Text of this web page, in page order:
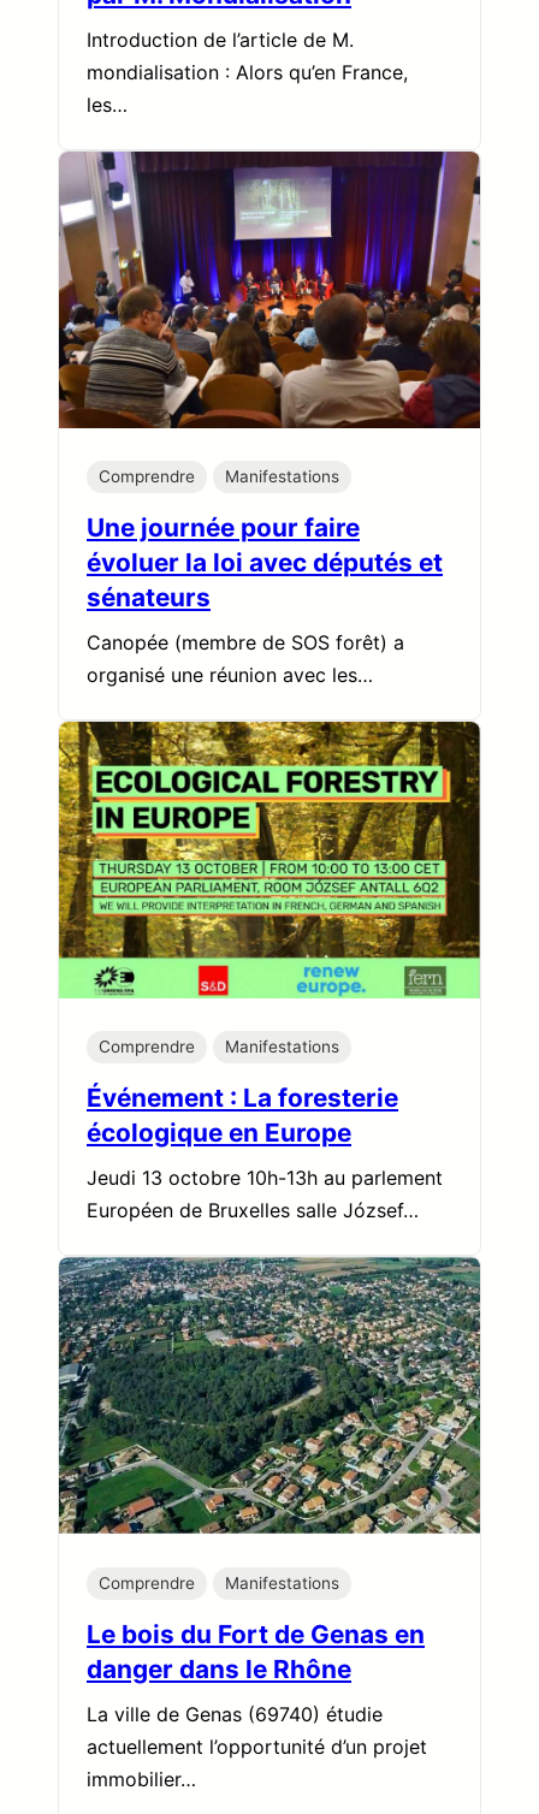
Introduction de l’article de M.
mondialisation : Alors qu’en France,
les…
Comprendre Manifestations
Une journée pour faire
évoluer la loi avec députés et
sénateurs
Canopée (membre de SOS forêt) a
organisé une réunion avec les…
Comprendre Manifestations
Événement : La foresterie
écologique en Europe
Jeudi 13 octobre 10h-13h au parlement
Européen de Bruxelles salle József…
Comprendre Manifestations
Le bois du Fort de Genas en
danger dans le Rhône
La ville de Genas (69740) étudie
actuellement l’opportunité d’un projet
immobilier…